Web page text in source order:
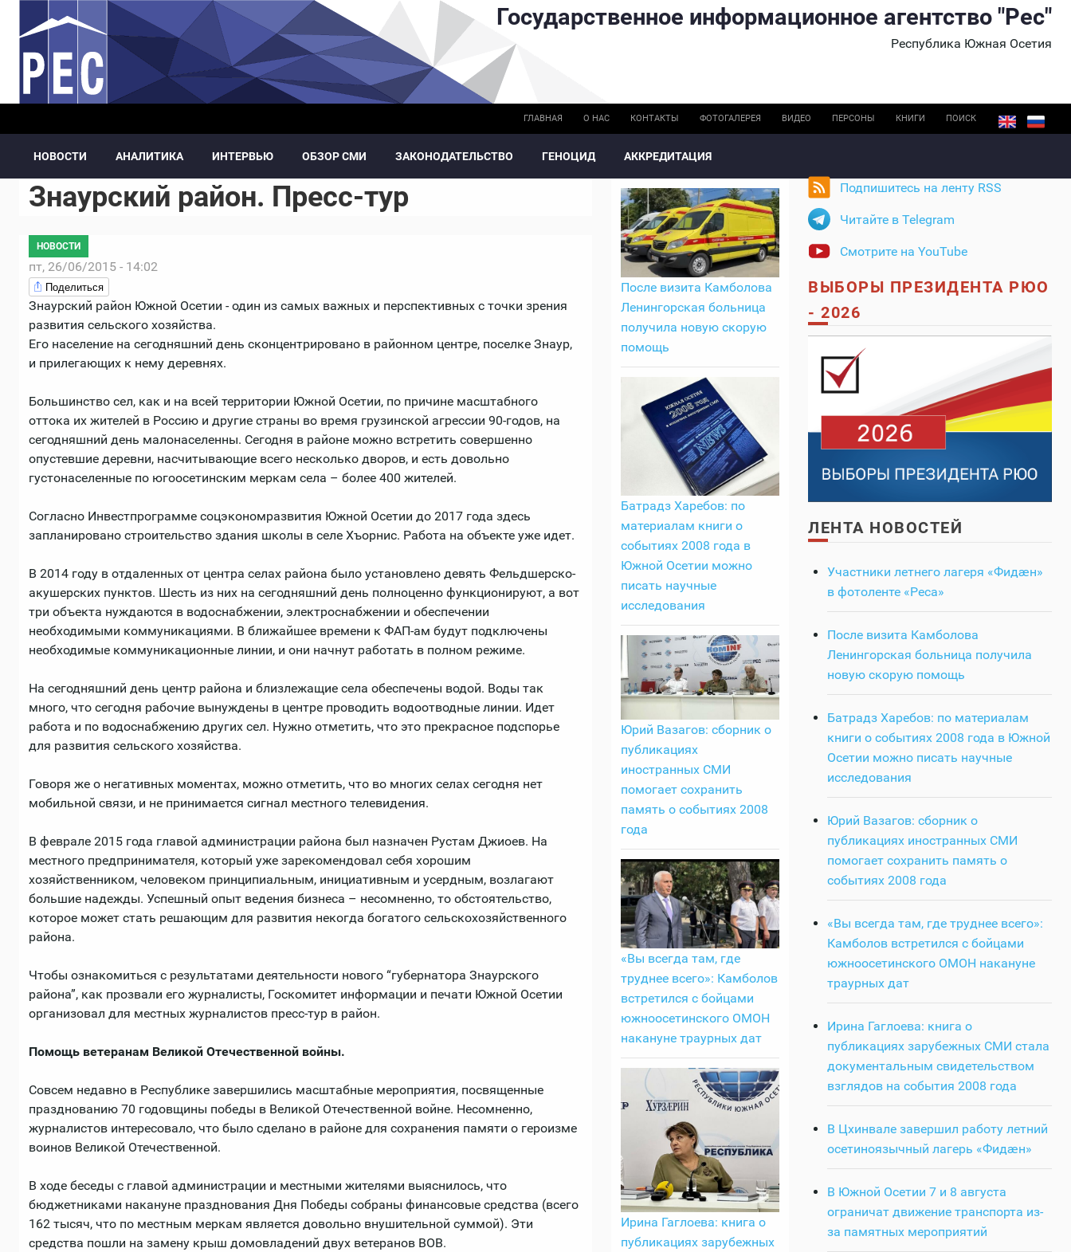
Перейти к основному содержанию Государственное информационное агентство "Рес"
Республика Южная Осетия
ГЛАВНАЯ О НАС КОНТАКТЫ ФОТОГАЛЕРЕЯ ВИДЕО ПЕРСОНЫ КНИГИ ПОИСК
НОВОСТИ АНАЛИТИКА ИНТЕРВЬЮ ОБЗОР СМИ ЗАКОНОДАТЕЛЬСТВО ГЕНОЦИД АККРЕДИТАЦИЯ
Знаурский район. Пресс-тур
НОВОСТИ
пт, 26/06/2015 - 14:02
Поделиться
Знаурский район Южной Осетии - один из самых важных и перспективных с точки зрения
развития сельского хозяйства.
Его население на сегодняшний день сконцентрировано в районном центре, поселке Знаур,
и прилегающих к нему деревнях.
Большинство сел, как и на всей территории Южной Осетии, по причине масштабного
оттока их жителей в Россию и другие страны во время грузинской агрессии 90-годов, на
сегодняшний день малонаселенны. Сегодня в районе можно встретить совершенно
опустевшие деревни, насчитывающие всего несколько дворов, и есть довольно
густонаселенные по югоосетинским меркам села – более 400 жителей.
Согласно Инвестпрограмме соцэкономразвития Южной Осетии до 2017 года здесь
запланировано строительство здания школы в селе Хъорнис. Работа на объекте уже идет.
В 2014 году в отдаленных от центра селах района было установлено девять Фельдшерско-
акушерских пунктов. Шесть из них на сегодняшний день полноценно функционируют, а вот
три объекта нуждаются в водоснабжении, электроснабжении и обеспечении
необходимыми коммуникациями. В ближайшее времени к ФАП-ам будут подключены
необходимые коммуникационные линии, и они начнут работать в полном режиме.
На сегодняшний день центр района и близлежащие села обеспечены водой. Воды так
много, что сегодня рабочие вынуждены в центре проводить водоотводные линии. Идет
работа и по водоснабжению других сел. Нужно отметить, что это прекрасное подспорье
для развития сельского хозяйства.
Говоря же о негативных моментах, можно отметить, что во многих селах сегодня нет
мобильной связи, и не принимается сигнал местного телевидения.
В феврале 2015 года главой администрации района был назначен Рустам Джиоев. На
местного предпринимателя, который уже зарекомендовал себя хорошим
хозяйственником, человеком принципиальным, инициативным и усердным, возлагают
большие надежды. Успешный опыт ведения бизнеса – несомненно, то обстоятельство,
которое может стать решающим для развития некогда богатого сельскохозяйственного
района.
Чтобы ознакомиться с результатами деятельности нового “губернатора Знаурского
района”, как прозвали его журналисты, Госкомитет информации и печати Южной Осетии
организовал для местных журналистов пресс-тур в район.
Помощь ветеранам Великой Отечественной войны.
Совсем недавно в Республике завершились масштабные мероприятия, посвященные
празднованию 70 годовщины победы в Великой Отечественной войне. Несомненно,
журналистов интересовало, что было сделано в районе для сохранения памяти о героизме
воинов Великой Отечественной.
В ходе беседы с главой администрации и местными жителями выяснилось, что
бюджетниками накануне празднования Дня Победы собраны финансовые средства (всего
162 тысяч, что по местным меркам является довольно внушительной суммой). Эти
средства пошли на замену крыш домовладений двух ветеранов ВОВ.
После визита Камболова
Ленингорская больница
получила новую скорую
помощь
Батрадз Харебов: по
материалам книги о
событиях 2008 года в
Южной Осетии можно
писать научные
исследования
Юрий Вазагов: сборник о
публикациях
иностранных СМИ
помогает сохранить
память о событиях 2008
года
«Вы всегда там, где
труднее всего»: Камболов
встретился с бойцами
южноосетинского ОМОН
накануне траурных дат
Ирина Гаглоева: книга о
публикациях зарубежных
Подпишитесь на ленту RSS
Читайте в Telegram
Смотрите на YouTube
ВЫБОРЫ ПРЕЗИДЕНТА РЮО
- 2026
ЛЕНТА НОВОСТЕЙ
Участники летнего лагеря «Фидӕн»
в фотоленте «Реса»
После визита Камболова
Ленингорская больница получила
новую скорую помощь
Батрадз Харебов: по материалам
книги о событиях 2008 года в Южной
Осетии можно писать научные
исследования
Юрий Вазагов: сборник о
публикациях иностранных СМИ
помогает сохранить память о
событиях 2008 года
«Вы всегда там, где труднее всего»:
Камболов встретился с бойцами
южноосетинского ОМОН накануне
траурных дат
Ирина Гаглоева: книга о
публикациях зарубежных СМИ стала
документальным свидетельством
взглядов на события 2008 года
В Цхинвале завершил работу летний
осетиноязычный лагерь «Фидӕн»
В Южной Осетии 7 и 8 августа
ограничат движение транспорта из-
за памятных мероприятий